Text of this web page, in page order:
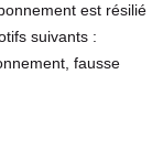
est résilié
suivants :
fausse